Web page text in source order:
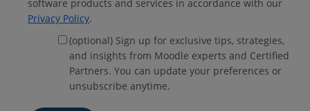
software products and services in accordance with our
Privacy Policy.
(optional) Sign up for exclusive tips, strategies,
and insights from Moodle experts and Certified
Partners. You can update your preferences or
unsubscribe anytime.